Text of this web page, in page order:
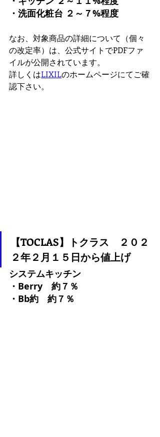
・洗面化粧台 ２～７%程度
なお、対象商品の詳細について（個々
の改定率）は、公式サイトでPDFファ
イルが公開されています。
詳しくはLIXILのホームページにてご確
認下さい。
【TOCLAS】トクラス　２０２
２年２月１５日から値上げ
システムキッチン
・Berry　約７％
・Bb約　約７％